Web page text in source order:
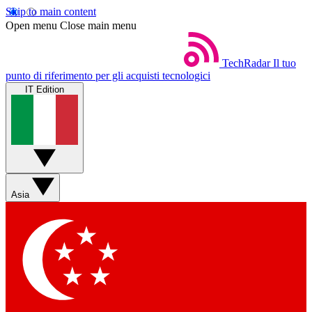
Skip to main content
Open menu Close main menu
TechRadar Il tuo
punto di riferimento per gli acquisti tecnologici
IT Edition
Asia